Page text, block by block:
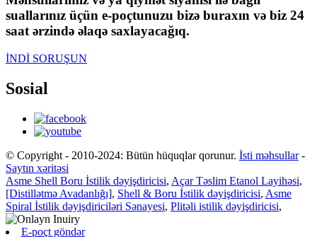
suallarınız üçün e-poçtunuzu bizə buraxın və biz 24
saat ərzində əlaqə saxlayacağıq.
İNDİ SORUŞUN
Sosial
© Copyright - 2010-2024: Bütün hüquqlar qorunur. İsti məhsullar-
Saytın xəritəsi
Asme Shell Boru İstilik dəyişdiricisi, Açar Təslim Etanol Layihəsi,
[Distillətmə Avadanlığı], Shell & Boru İstilik dəyişdiricisi, Asme
Spiral İstilik dəyişdiriciləri Sənayesi, Plitəli istilik dəyişdiricisi,
E-poçt göndər